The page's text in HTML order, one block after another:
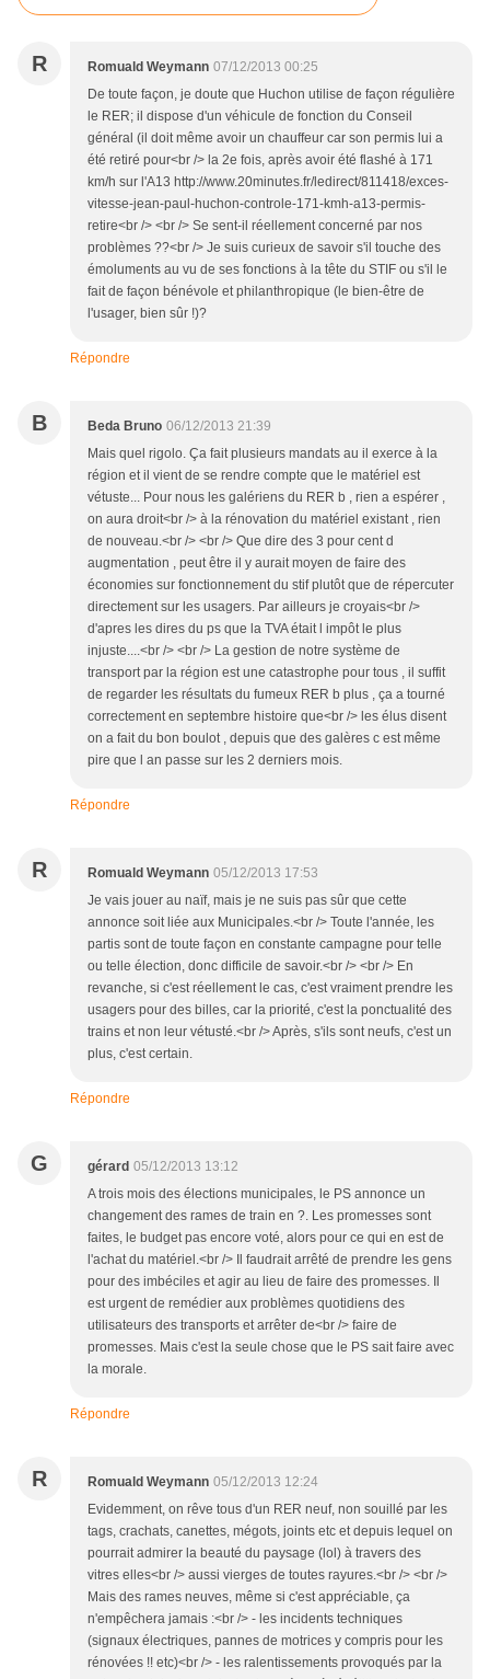
R Romuald Weymann 07/12/2013 00:25
De toute façon, je doute que Huchon utilise de façon régulière
le RER; il dispose d'un véhicule de fonction du Conseil
général (il doit même avoir un chauffeur car son permis lui a
été retiré pour<br /> la 2e fois, après avoir été flashé à 171
km/h sur l'A13 http://www.20minutes.fr/ledirect/811418/exces-
vitesse-jean-paul-huchon-controle-171-kmh-a13-permis-
retire<br /> <br /> Se sent-il réellement concerné par nos
problèmes ??<br /> Je suis curieux de savoir s'il touche des
émoluments au vu de ses fonctions à la tête du STIF ou s'il le
fait de façon bénévole et philanthropique (le bien-être de
l'usager, bien sûr !)?
Répondre
B Beda Bruno 06/12/2013 21:39
Mais quel rigolo. Ça fait plusieurs mandats au il exerce à la
région et il vient de se rendre compte que le matériel est
vétuste... Pour nous les galériens du RER b , rien a espérer ,
on aura droit<br /> à la rénovation du matériel existant , rien
de nouveau.<br /> <br /> Que dire des 3 pour cent d
augmentation , peut être il y aurait moyen de faire des
économies sur fonctionnement du stif plutôt que de répercuter
directement sur les usagers. Par ailleurs je croyais<br />
d'apres les dires du ps que la TVA était l impôt le plus
injuste....<br /> <br /> La gestion de notre système de
transport par la région est une catastrophe pour tous , il suffit
de regarder les résultats du fumeux RER b plus , ça a tourné
correctement en septembre histoire que<br /> les élus disent
on a fait du bon boulot , depuis que des galères c est même
pire que l an passe sur les 2 derniers mois.
Répondre
R Romuald Weymann 05/12/2013 17:53
Je vais jouer au naïf, mais je ne suis pas sûr que cette
annonce soit liée aux Municipales.<br /> Toute l'année, les
partis sont de toute façon en constante campagne pour telle
ou telle élection, donc difficile de savoir.<br /> <br /> En
revanche, si c'est réellement le cas, c'est vraiment prendre les
usagers pour des billes, car la priorité, c'est la ponctualité des
trains et non leur vétusté.<br /> Après, s'ils sont neufs, c'est un
plus, c'est certain.
Répondre
G gérard 05/12/2013 13:12
A trois mois des élections municipales, le PS annonce un
changement des rames de train en ?. Les promesses sont
faites, le budget pas encore voté, alors pour ce qui en est de
l'achat du matériel.<br /> Il faudrait arrêté de prendre les gens
pour des imbéciles et agir au lieu de faire des promesses. Il
est urgent de remédier aux problèmes quotidiens des
utilisateurs des transports et arrêter de<br /> faire de
promesses. Mais c'est la seule chose que le PS sait faire avec
la morale.
Répondre
R Romuald Weymann 05/12/2013 12:24
Evidemment, on rêve tous d'un RER neuf, non souillé par les
tags, crachats, canettes, mégots, joints etc et depuis lequel on
pourrait admirer la beauté du paysage (lol) à travers des
vitres elles<br /> aussi vierges de toutes rayures.<br /> <br />
Mais des rames neuves, même si c'est appréciable, ça
n'empêchera jamais :<br /> - les incidents techniques
(signaux électriques, pannes de motrices y compris pour les
rénovées !! etc)<br /> - les ralentissements provoqués par la